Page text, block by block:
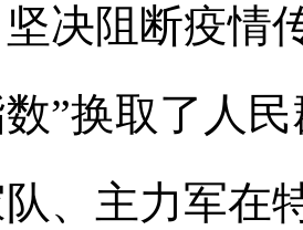
决阻断疫情
”换取了人
队、主力军在